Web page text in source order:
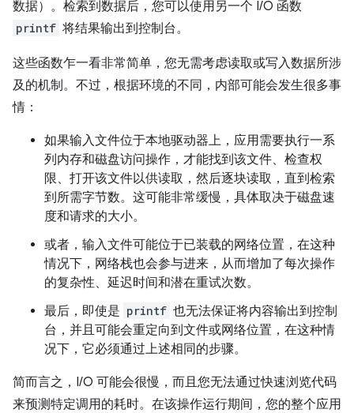
数据）。检索到数据后，您可以使用另一个 I/O 函数
printf 将结果输出到控制台。
这些函数乍一看非常简单，您无需考虑读取或写入数据所涉
及的机制。不过，根据环境的不同，内部可能会发生很多事
情：
如果输入文件位于本地驱动器上，应用需要执行一系
列内存和磁盘访问操作，才能找到该文件、检查权
限、打开该文件以供读取，然后逐块读取，直到检索
到所需字节数。这可能非常缓慢，具体取决于磁盘速
度和请求的大小。
或者，输入文件可能位于已装载的网络位置，在这种
情况下，网络栈也会参与进来，从而增加了每次操作
的复杂性、延迟时间和潜在重试次数。
最后，即使是 printf 也无法保证将内容输出到控制
台，并且可能会重定向到文件或网络位置，在这种情
况下，它必须通过上述相同的步骤。
简而言之，I/O 可能会很慢，而且您无法通过快速浏览代码
来预测特定调用的耗时。在该操作运行期间，您的整个应用